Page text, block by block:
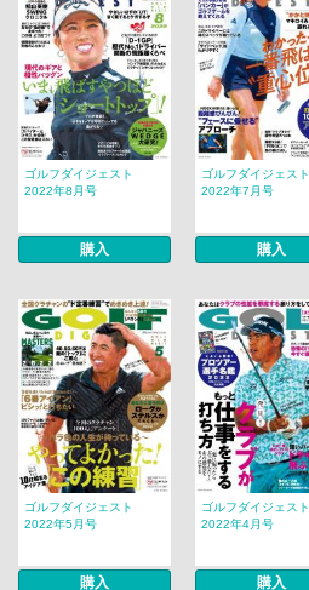
ゴルフダイジェスト
2022年8月号
購入
ゴルフダイジェスト
2022年7月号
購入
ゴルフダイジェスト
2022年5月号
購入
ゴルフダイジェスト
2022年4月号
購入